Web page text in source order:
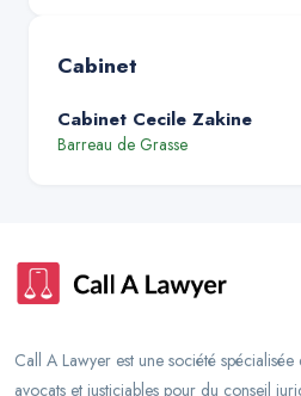
Cabinet
Cabinet Cecile Zakine
Barreau de Grasse
Call A Lawyer est une société
avocats et justiciables pour du conseil